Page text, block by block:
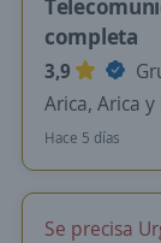
completa
3,9
Arica, Arica
Hace 5 días
Se precisa